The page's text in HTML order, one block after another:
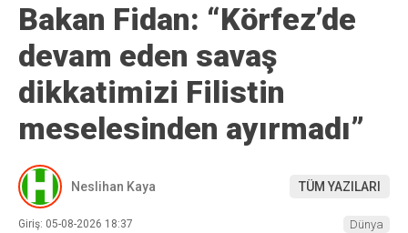
Bakan Fidan: “Körfez’de
devam eden savaş
dikkatimizi Filistin
meselesinden ayırmadı”
Neslihan Kaya TÜM YAZILARI
Giriş: 05-08-2026 18:37
Dünya